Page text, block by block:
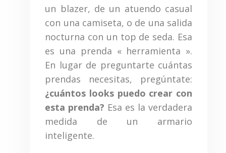
un blazer, de un atuendo casual
con una camiseta, o de una salida
nocturna con un top de seda. Esa
es una prenda « herramienta ».
En lugar de preguntarte cuántas
prendas necesitas, pregúntate:
¿cuántos looks puedo crear con
esta prenda? Esa es la verdadera
medida de un armario
inteligente.